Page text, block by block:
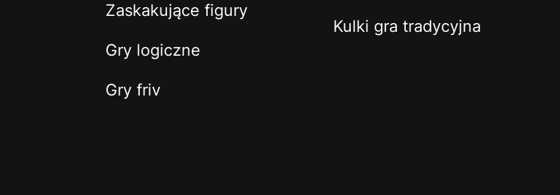
Zaskakujące figury
Gry logiczne
Gry friv
Kulki gra tradycyjna